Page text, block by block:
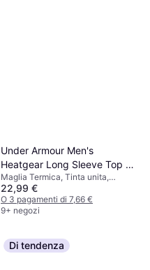
Under Armour Men's
Heatgear Long Sleeve Top -
White/Black
Maglia Termica, Tinta unita,
Materiale: Poliestere, Sintetico,
Elastane/Lycra/Spandex,
Traspirante, Ergonomico, Elastico
22,99 €
O 3 pagamenti di 7,66 €
9+ negozi
Di tendenza